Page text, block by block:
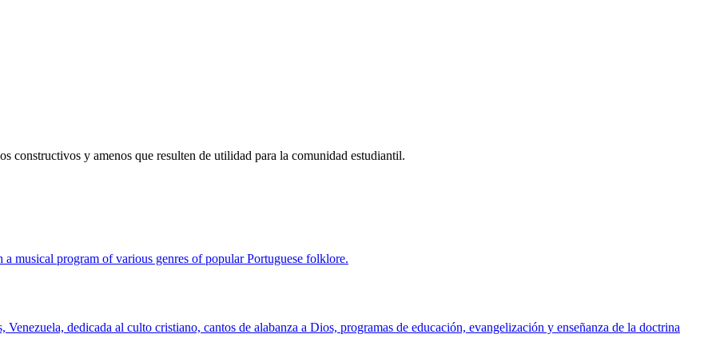
constructivos y amenos que resulten de utilidad para la comunidad estudiantil.
musical program of various genres of popular Portuguese folklore.
dedicada al culto cristiano, cantos de alabanza a Dios, programas de educación, evangelización y enseñanza de la doctrina